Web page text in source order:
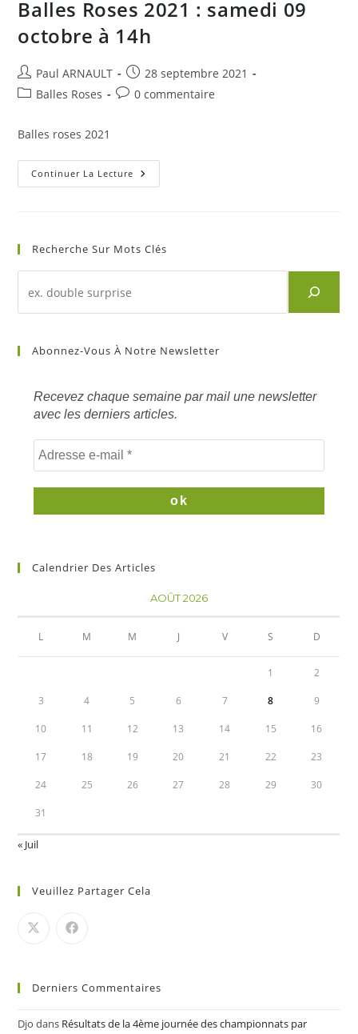
Balles Roses 2021 : samedi 09
octobre à 14h
Auteur/autrice
de
Paul ARNAULT
Publication
publiée :
28 septembre 2021
PostBalles Roses
Commentaires
0 commentaire
Balles roses 2021
Continuer La Lecture Balles
Roses
À
Recherche Sur Mots Clés
d'un
mots
Abonnez-Vous À Notre Newsletter
Recevez chaque semaine par mail une newsletter
avec les derniers articles.
Calendrier Des Articles
AOÛT 2026
L M M J V S D
1 2
3 4 5 6 7 8 9
10 11 12 13 14 15 16
17 18 19 20 21 22 23
24 25 26 27 28 29 30
31
« Juil
Veuillez Partager Cela
Derniers Commentaires
Djo dans Résultats de la 4ème journée des championnats par